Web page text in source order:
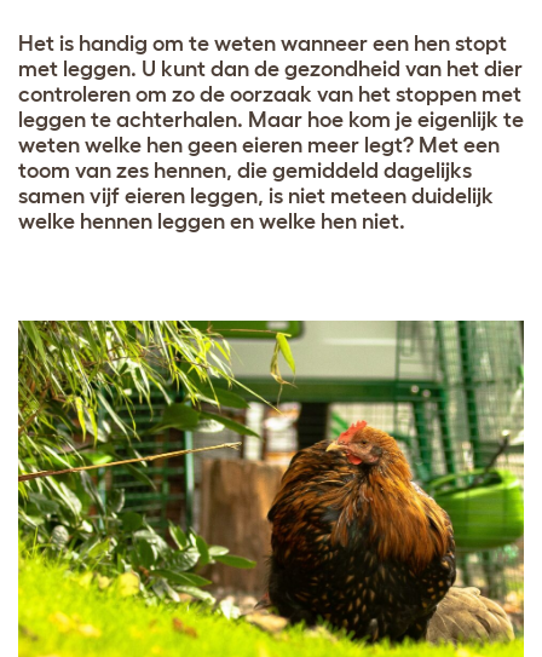
Het is handig om te weten wanneer een hen stopt
met leggen. U kunt dan de gezondheid van het dier
controleren om zo de oorzaak van het stoppen met
leggen te achterhalen. Maar hoe kom je eigenlijk te
weten welke hen geen eieren meer legt? Met een
toom van zes hennen, die gemiddeld dagelijks
samen vijf eieren leggen, is niet meteen duidelijk
welke hennen leggen en welke hen niet.